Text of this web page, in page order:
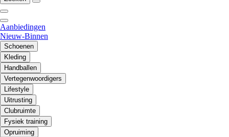
Aanbiedingen
Nieuw-Binnen
Schoenen
Kleding
Handballen
Vertegenwoordigers
Lifestyle
Uitrusting
Clubruimte
Fysiek training
Opruiming